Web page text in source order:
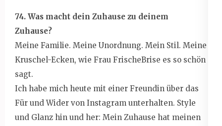
74. Was macht dein Zuhause zu deinem
Zuhause?
Meine Familie. Meine Unordnung. Mein Stil. Meine
Kruschel-Ecken, wie Frau FrischeBrise es so schön
sagt.
Ich habe mich heute mit einer Freundin über das
Für und Wider von Instagram unterhalten. Style
und Glanz hin und her: Mein Zuhause hat meinen